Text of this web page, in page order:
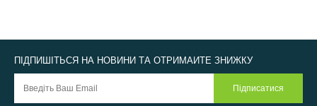
ПІДПИШІТЬСЯ НА НОВИНИ ТА ОТРИМАЙТЕ ЗНИЖКУ